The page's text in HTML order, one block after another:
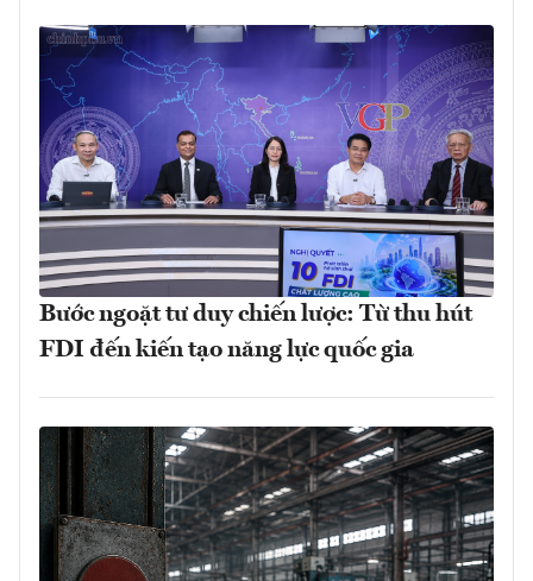
Bước ngoặt tư duy chiến lược: Từ thu hút
FDI đến kiến tạo năng lực quốc gia